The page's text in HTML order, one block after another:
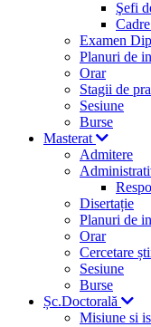
Şefi
Examen
Planuri de
Orar
Stagii de
Sesiune
Burse
Masterat
Admitere
Disertație
Planuri de
Orar
Cercetare
Sesiune
Burse
Șc.Doctorală
Misiune si